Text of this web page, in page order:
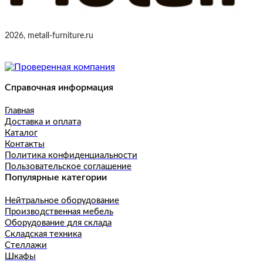
2026, metall-furniture.ru
Справочная информация
Главная
Доставка и оплата
Каталог
Контакты
Политика конфиденциальности
Пользовательское соглашение
Популярные категории
Нейтральное оборудование
Производственная мебель
Оборудование для склада
Складская техника
Стеллажи
Шкафы